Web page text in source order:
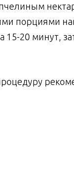
порциями
15-20 минут,